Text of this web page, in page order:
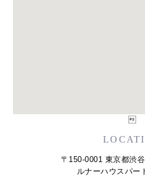
〒150-0001 東京都渋
ルナーハウスパー